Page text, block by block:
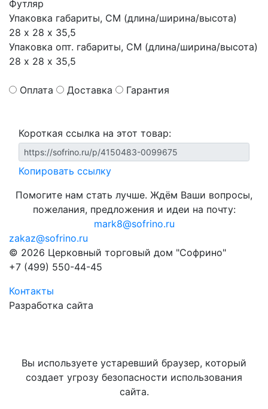
Футляр
Упаковка габариты, СМ (длина/ширина/высота)
28 х 28 х 35,5
Упаковка опт. габариты, СМ (длина/ширина/высота)
28 х 28 х 35,5
Оплата Доставка Гарантия
Короткая ссылка на этот товар:
Копировать ссылку
Помогите нам стать лучше. Ждём Ваши вопросы,
пожелания, предложения и идеи на почту:
mark8@sofrino.ru
zakaz@sofrino.ru
© 2026 Церковный торговый дом "Софрино"
+7 (499) 550-44-45
Контакты
Разработка сайта
Вы используете устаревший браузер, который
создает угрозу безопасности использования
сайта.